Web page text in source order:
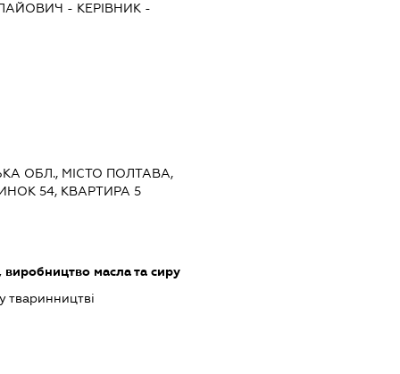
- КЕРІВНИК -
ОБЛ., МІСТО ПОЛТАВА,
54, КВАРТИРА 5
масла та сиру
тваринництві